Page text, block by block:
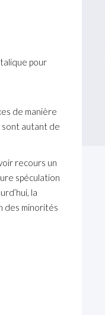
pour
de manière
sont autant de
recours un
spéculation
la
des minorités